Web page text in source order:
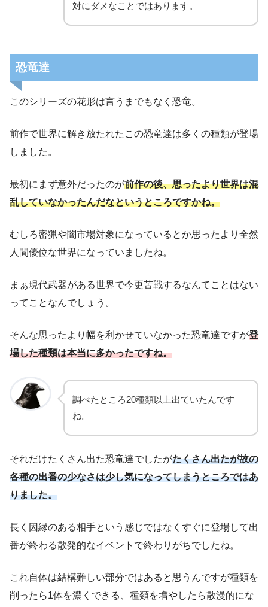
対にダメなことではあります。
恐竜達
このシリーズの花形は言うまでもなく恐竜。
前作で世界に解き放たれたこの恐竜達は多くの種類が登場
しました。
最初にまず意外だったのが前作の後、思ったより世界は混
乱していなかったんだなというところですかね。
むしろ密猟や闇市場対象になっているとか思ったより全然
人間優位な世界になっていましたね。
まぁ現代武器がある世界で今更苦戦するなんてことはない
ってことなんでしょう。
そんな思ったより幅を利かせていなかった恐竜達ですが登
場した種類は本当に多かったですね。
調べたところ20種類以上出ていたんです
ね。
それだけたくさん出た恐竜達でしたがたくさん出たが故の
各種の出番の少なさは少し気になってしまうところではあ
りました。
長く因縁のある相手という感じではなくすぐに登場して出
番が終わる散発的なイベントで終わりがちでしたね。
これ自体は結構難しい部分ではあると思うんですが種類を
削ったら1体を濃くできる、種類を増やしたら散漫的にな